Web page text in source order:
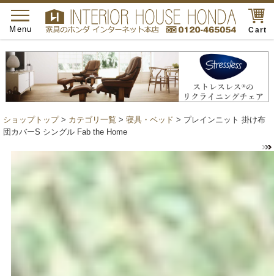
Cart
toggle
navigation
Menu
ショップトップ> カテゴリ一覧 > 寝具・ベッド > プレインニット 掛け布
団カバーS シングル Fab the Home